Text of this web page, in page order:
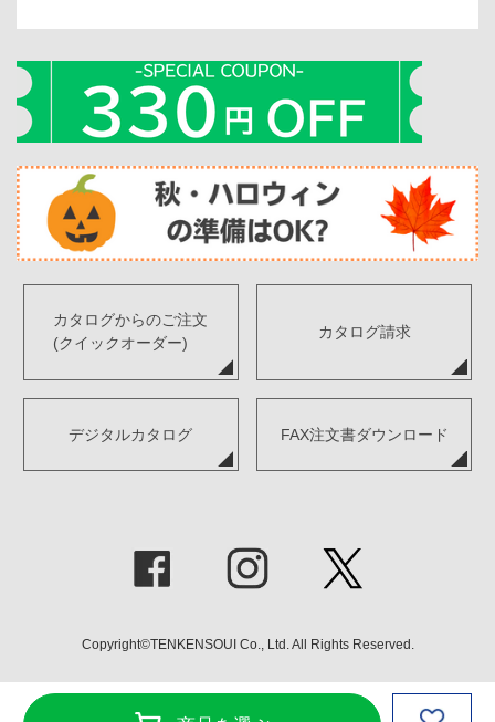
カタログからのご注文
(クイックオーダー)
カタログ請求
デジタルカタログ FAX注文書ダウンロード
Copyright©TENKENSOUI Co., Ltd. All Rights Reserved.